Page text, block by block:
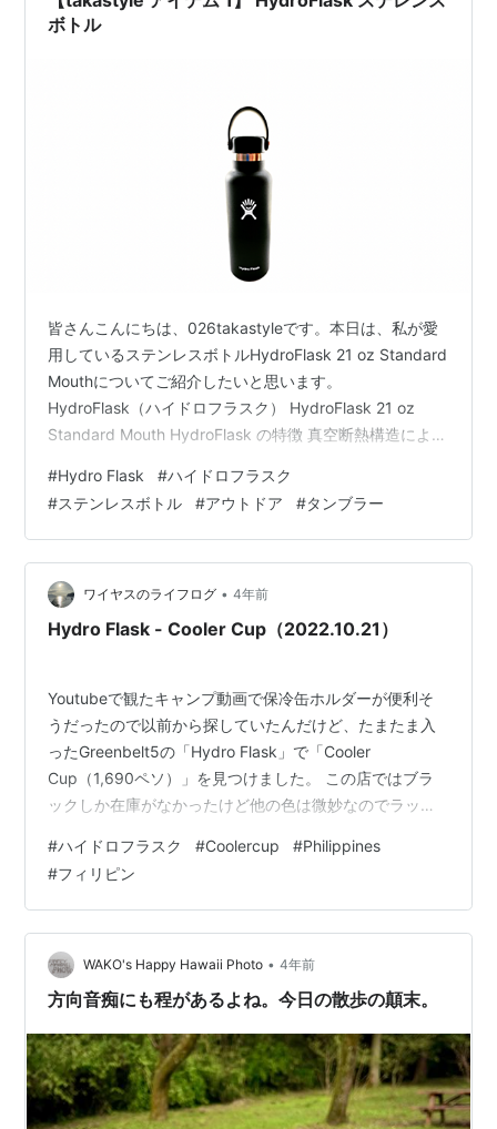
ボトル
皆さんこんにちは、026takastyleです。本日は、私が愛
用しているステンレスボトルHydroFlask 21 oz Standard
Mouthについてご紹介したいと思います。
HydroFlask（ハイドロフラスク） HydroFlask 21 oz
Standard Mouth HydroFlask の特徴 真空断熱構造による
HydroFlaskを実際使ってみた HydroFlaskはステンレス
ボトルのニュースタンダード HydroFlask（ハイドロフラ
スク） ハイドロフラスクの誕生は米・オレゴン州ベン
ド。アウトドアが盛んな地域性…
#Hydro Flask #ハイドロフラスク
#ステンレスボトル #アウトドア #タンブラー
ワイヤスのライフログ • 4年前
Hydro Flask - Cooler Cup（2022.10.21）
Youtubeで観たキャンプ動画で保冷缶ホルダーが便利そ
うだったので以前から探していたんだけど、たまたま入
ったGreenbelt5の「Hydro Flask」で「Cooler
Cup（1,690ペソ）」を見つけました。 この店ではブラ
ックしか在庫がなかったけど他の色は微妙なのでラッキ
く、今回は店に段ボール箱が重なっていたので「もしか
して新アイテムが入荷したかも！」と閃いて入店したの
が良かったです。次に入荷するのはいつになるか分から
ないですからね。
#ハイドロフラスク #Coolercup #Philippines
#フィリピン
WAKO's Happy Hawaii Photo • 4年前
方向音痴にも程があるよね。今日の散歩の顛末。